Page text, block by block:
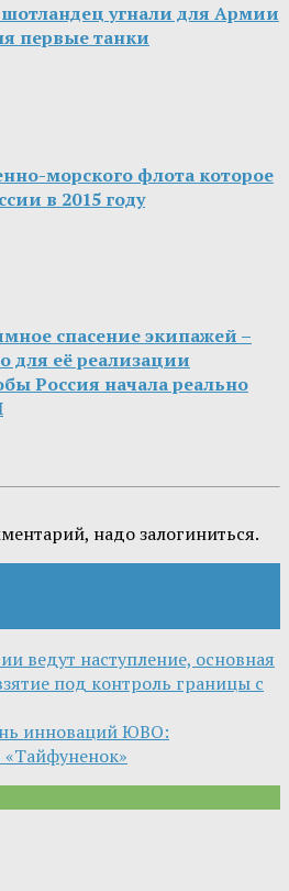
угнали для Армии
первые танки
морского флота которое
в 2015 году
спасение экипажей –
для её реализации
Россия начала реально
надо залогиниться.
ведут наступление, основная
под контроль границы с
инноваций ЮВО: